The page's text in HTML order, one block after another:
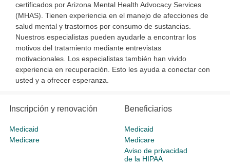
certificados por Arizona Mental Health Advocacy Services
(MHAS). Tienen experiencia en el manejo de afecciones de
salud mental y trastornos por consumo de sustancias.
Nuestros especialistas pueden ayudarle a encontrar los
motivos del tratamiento mediante entrevistas
motivacionales. Los especialistas también han vivido
experiencia en recuperación. Esto les ayuda a conectar con
usted y a ofrecer esperanza.
Inscripción y renovación
Medicaid
Medicare
Beneficiarios
Medicaid
Medicare
Aviso de privacidad
de la HIPAA